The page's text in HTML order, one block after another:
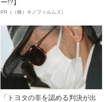
ー!?】
PR（（株）キノフィルムズ）
「トヨタの非を認める判決が出